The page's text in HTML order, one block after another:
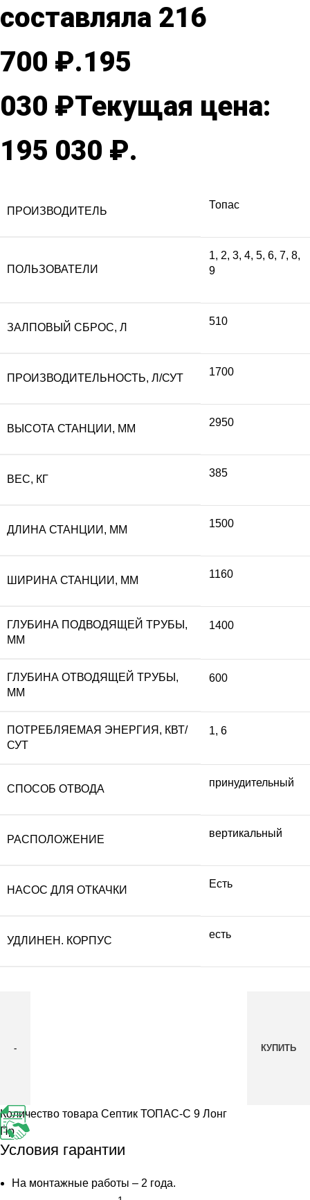
составляла 216
700 ₽.195
030 ₽Текущая цена:
195 030 ₽.
ПРОИЗВОДИТЕЛЬ
Топас
ПОЛЬЗОВАТЕЛИ
1, 2, 3, 4, 5, 6, 7, 8,
9
ЗАЛПОВЫЙ СБРОС, Л
510
ПРОИЗВОДИТЕЛЬНОСТЬ, Л/СУТ
1700
ВЫСОТА СТАНЦИИ, ММ
2950
ВЕС, КГ
385
ДЛИНА СТАНЦИИ, ММ
1500
ШИРИНА СТАНЦИИ, ММ
1160
ГЛУБИНА ПОДВОДЯЩЕЙ ТРУБЫ,
ММ
1400
ГЛУБИНА ОТВОДЯЩЕЙ ТРУБЫ,
ММ
600
ПОТРЕБЛЯЕМАЯ ЭНЕРГИЯ, КВТ/
СУТ
1, 6
СПОСОБ ОТВОДА
принудительный
РАСПОЛОЖЕНИЕ
вертикальный
НАСОС ДЛЯ ОТКАЧКИ
Есть
УДЛИНЕН. КОРПУС
есть
Количество товара Септик ТОПАС-С 9 Лонг
Пр
КУПИТЬ
Условия гарантии
На монтажные работы – 2 года.